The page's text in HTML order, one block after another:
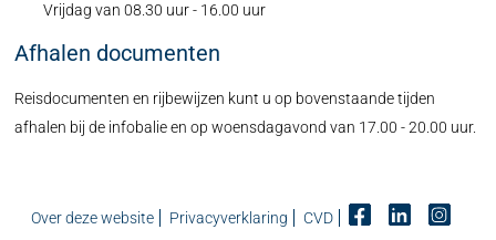
Vrijdag van 08.30 uur - 16.00 uur
Afhalen documenten
Reisdocumenten en rijbewijzen kunt u op bovenstaande tijden
afhalen bij de infobalie en op woensdagavond van 17.00 - 20.00 uur.
Over deze website Privacyverklaring CVD